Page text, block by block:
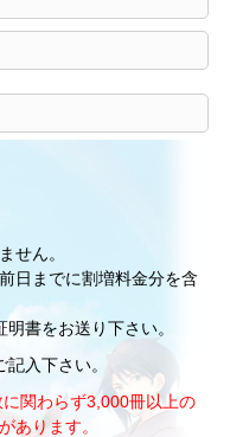
せん。
日までに割増料金分を含
書をお送り下さい。
入下さい。
関わらず3,000冊以上の
あります。